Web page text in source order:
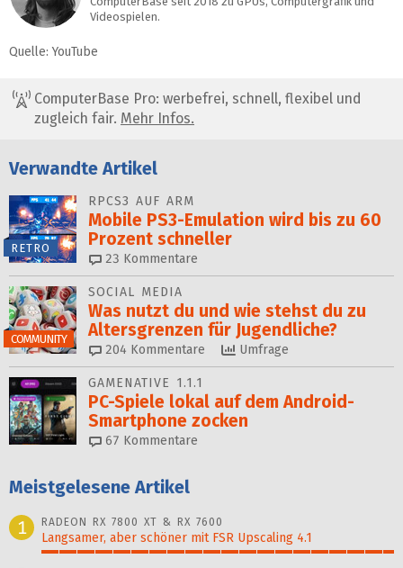
Videospielen.
Quelle: YouTube
ComputerBase Pro: werbefrei, schnell, flexibel und
zugleich fair. Mehr Infos.
Verwandte Artikel
RETRO
RPCS3 AUF ARM
Mobile PS3-Emulation wird bis zu 60
Prozent schneller
23 Kommentare
COMMUNITY
SOCIAL MEDIA
Was nutzt du und wie stehst du zu
Alters­grenzen für Jugendliche?
204 Kommentare Umfrage
GAMENATIVE 1.1.1
PC-Spiele lokal auf dem Android-
Smartphone zocken
67 Kommentare
Meistgelesene Artikel
1
RADEON RX 7800 XT & RX 7600
Langsamer, aber schöner mit FSR Upscaling 4.1